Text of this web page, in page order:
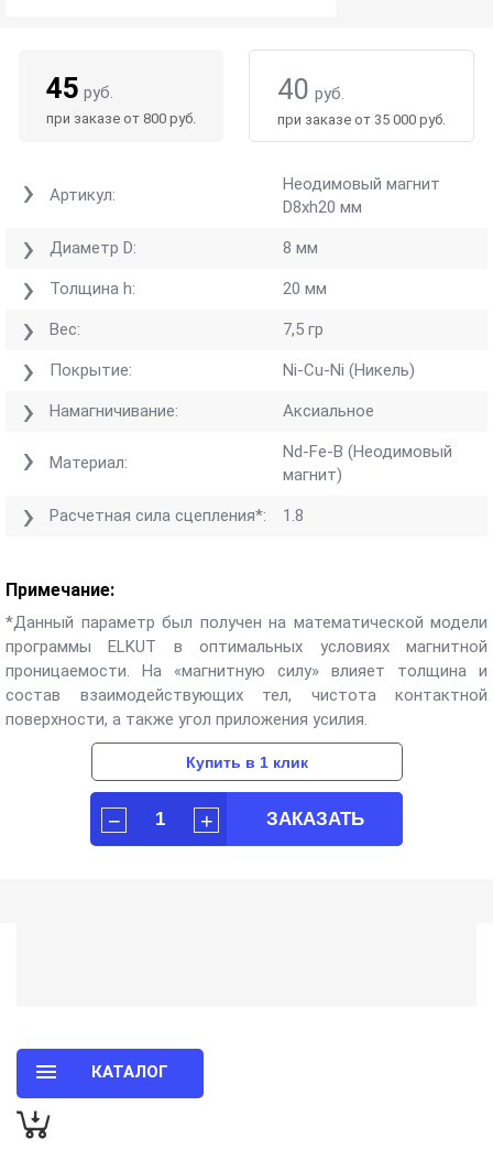
45 руб.
при заказе от 800 руб.
40 руб.
при заказе от 35 000 руб.
Артикул:
Неодимовый магнит
D8хh20 мм
Диаметр D: 8 мм
Толщина h: 20 мм
Вес: 7,5 гр
Покрытие: Ni-Cu-Ni (Никель)
Намагничивание: Аксиальное
Материал:
Nd-Fe-B (Неодимовый
магнит)
Расчетная сила сцепления*: 1.8
Примечание:
*Данный параметр был получен на математической модели
программы ELKUT в оптимальных условиях магнитной
проницаемости. На «магнитную силу» влияет толщина и
состав взаимодействующих тел, чистота контактной
поверхности, а также угол приложения усилия.
КАТАЛОГ